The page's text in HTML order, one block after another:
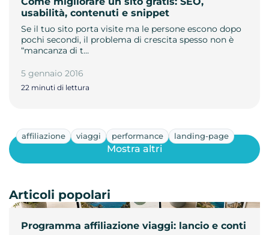
usabilità, contenuti e snippet
Se il tuo sito porta visite ma le persone escono dopo
pochi secondi, il problema di crescita spesso non è
“mancanza di t…
5 gennaio 2016
22 minuti di lettura
affiliazione viaggi performance landing-page
Programma affiliazione viaggi: lancio e conti
Mostra altri
Articoli popolari